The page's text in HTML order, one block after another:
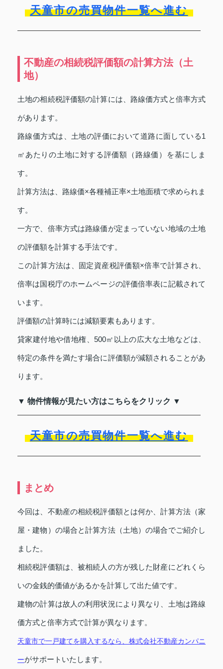
天童市の売買物件一覧へ進む
不動産の相続税評価額の計算方法（土
地）
土地の相続税評価額の計算には、路線価方式と倍率方式
があります。
路線価方式は、土地の評価において道路に面している1
㎡あたりの土地に対する評価額（路線価）を基にしま
す。
計算方法は、路線価×各種補正率×土地面積で求められま
す。
一方で、倍率方式は路線価が定まっていない地域の土地
の評価額を計算する手法です。
この計算方法は、固定資産税評価額×倍率で計算され、
倍率は国税庁のホームページの評価倍率表に記載されて
います。
評価額の計算時には減額要素もあります。
貸家建付地や借地権、500㎡以上の広大な土地などは、
特定の条件を満たす場合に評価額が減額されることがあ
ります。
▼ 物件情報が見たい方はこちらをクリック ▼
天童市の売買物件一覧へ進む
まとめ
今回は、不動産の相続税評価額とは何か、計算方法（家
屋・建物）の場合と計算方法（土地）の場合でご紹介し
ました。
相続税評価額は、被相続人の方が残した財産にどれくら
いの金銭的価値があるかを計算して出た値です。
建物の計算は故人の利用状況により異なり、土地は路線
価方式と倍率方式で計算が異なります。
天童市で一戸建てを購入するなら、株式会社不動産カンパニ
ーがサポートいたします。